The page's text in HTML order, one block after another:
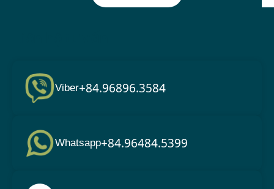
Viber+84.96896.3584
Whatsapp+84.96484.5399